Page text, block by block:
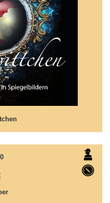
Märchen nach
- Sein